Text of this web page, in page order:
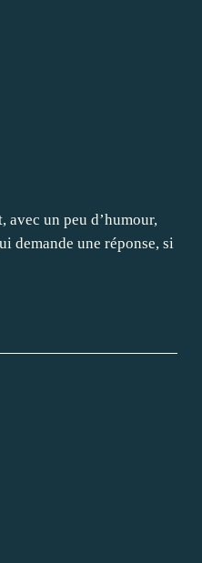
avec un peu d’humour,
demande une réponse, si